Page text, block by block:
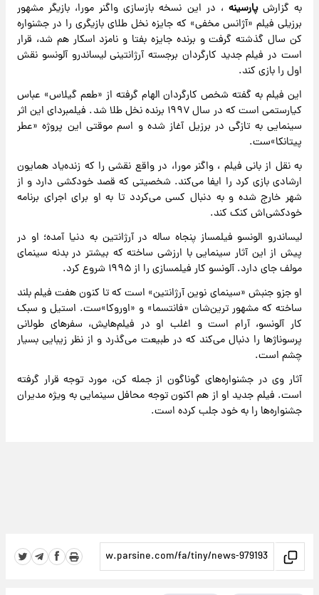
به گزارشپارسینه ، در این نسخه بازسازی واگنر مورا، بازیگر مشهور
برزیلی فیلم «آژانس مخفی» که جایزه نخل طلای بازیگری را در جشنواره
کن سال گذشته گرفت و برنده جایزه بفتا و نامزد اسکار هم شد، قرار
است در فیلم جدید کارگردان برجسته آرژانتینی لیساندرو آلونسو نقش
اول را بازی کند.
این فیلم به گفته شخص کارگردان الهام گرفته از «طعم گیلاس» عباس
کیارستمی است که در سال ۱۹۹۷ برنده نخل طلا شد. فیلمبردای این اثر
سینمایی به تازگی در برزیل آغاز شده و اسم موقتی این پروژه «عطر
پیتانکا»ست.
به نقل از بانی فیلم ، واگنر مورا، در واقع نقشی را که زنده‌یاد همایون
ارشادی بازی کرد را ایفا می‌کند. شخصیتی که قصد خودکشی دارد و از
شهر خارج شده و به دنبال کسی می‌کردد تا به او برای اجرای برنامه
خودکشی‌اش کنک کند.
لیساندرو الونسو فیلمساز پنجاه ساله در آرژانتین به دنیا آمده؛ او در
پیش از این آثار سینمایی با ارزشی ساخته که بیشتر در بدنه سینمای
مولف جای دارد. آلونسو کار فیلمسازی را از ۱۹۹۵ شروع کرد.
او جزو جنبش «سینمای نوین آرژانتین» است که تا کنون هفت فیلم بلند
ساخته که مشهور ترین‌شان «فانتسما» و «اوروکا»ست. استیل و سبک
کار آلونسو، آرام است و اغلب او در فیلم‌هایش، سفرهای طولانی
پرسوناژها را دنبال می‌کند که در طبیعت می‌گذرد و از نظر زیبایی بسیار
چشم است.
آثار وی در جشنواره‌های گوناگون از جمله کن، مورد توجه قرار گرفته
است. فیلم جدید او از هم اکنون توجه محافل سینمایی به ویژه مدیران
جشنواره‌ها را به خود جلب کرده است.